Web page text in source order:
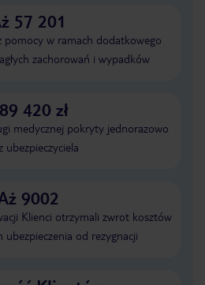
57 201
pomocy w ramach dodatkowego
zachorowań i wypadków
420 zł
medycznej pokryty jednorazowo
ubezpieczyciela
9002
Klienci otrzymali zwrot kosztów
ubezpieczenia od rezygnacji